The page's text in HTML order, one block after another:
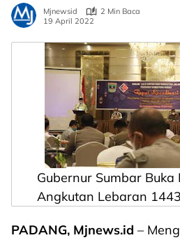
Mjnewsid
2 Min Baca
19 April 2022
Gubernur Sumbar Buka
Angkutan Lebaran
PADANG, Mjnews.id –